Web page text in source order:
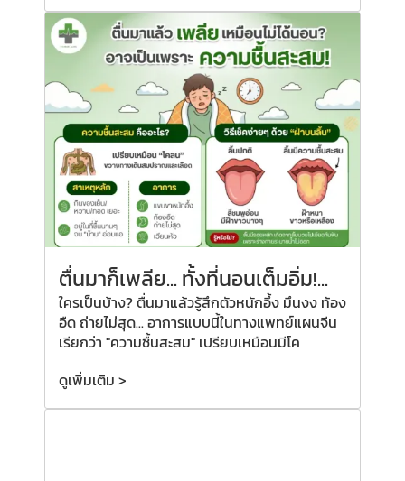
ตื่นมาก็เพลีย... ทั้งที่นอนเต็มอิ่ม!...
ใครเป็นบ้าง? ตื่นมาแล้วรู้สึกตัวหนักอึ้ง มึนงง ท้อง
อืด ถ่ายไม่สุด... อาการแบบนี้ในทางแพทย์แผนจีน
เรียกว่า "ความชื้นสะสม" เปรียบเหมือนมีโค
ดูเพิ่มเติม >